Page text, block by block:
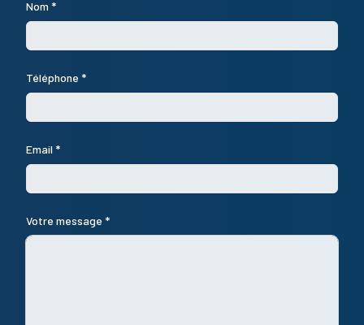
Nom *
Téléphone *
Email *
Votre message *